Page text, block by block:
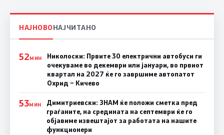
НАЈНОВОНАЈЧИТАНО
52МИН
Николоски: Првите 30 електрични автобуси ги
очекуваме во декември или јануари, во првиот
квартал на 2027 ќе го завршиме автопатот
Охрид – Кичево
53МИН
Димитриевски: ЗНАМ ќе положи сметка пред
граѓаните, на средината на септември ќе го
објавиме извештајот за работата на нашите
функционери